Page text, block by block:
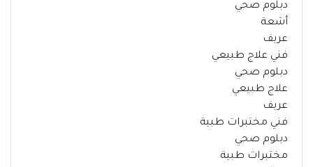
دبلوم صحي
أشعة
عريف
فني علاج طبيعي
دبلوم صحي
علاج طبيعي
عريف
فني مختبرات طبية
دبلوم صحي
مختبرات طبية